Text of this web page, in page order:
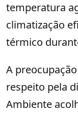
temperatura
climatização
térmico
A
respeito pela
Ambiente